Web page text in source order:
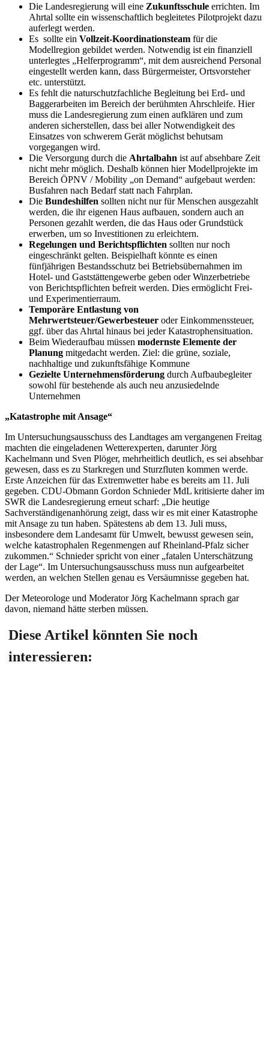
Die Landesregierung will eine Zukunftsschule errichten. Im
Ahrtal sollte ein wissenschaftlich begleitetes Pilotprojekt dazu
auferlegt werden.
Es sollte ein Vollzeit-Koordinationsteam für die
Modellregion gebildet werden. Notwendig ist ein finanziell
unterlegtes „Helferprogramm“, mit dem ausreichend Personal
eingestellt werden kann, dass Bürgermeister, Ortsvorsteher
etc. unterstützt.
Es fehlt die naturschutzfachliche Begleitung bei Erd- und
Baggerarbeiten im Bereich der berühmten Ahrschleife. Hier
muss die Landesregierung zum einen aufklären und zum
anderen sicherstellen, dass bei aller Notwendigkeit des
Einsatzes von schwerem Gerät möglichst behutsam
vorgegangen wird.
Die Versorgung durch die Ahrtalbahn ist auf absehbare Zeit
nicht mehr möglich. Deshalb können hier Modellprojekte im
Bereich ÖPNV / Mobility „on Demand“ aufgebaut werden:
Busfahren nach Bedarf statt nach Fahrplan.
Die Bundeshilfen sollten nicht nur für Menschen ausgezahlt
werden, die ihr eigenen Haus aufbauen, sondern auch an
Personen gezahlt werden, die das Haus oder Grundstück
erwerben, um so Investitionen zu erleichtern.
Regelungen und Berichtspflichten sollten nur noch
eingeschränkt gelten. Beispielhaft könnte es einen
fünfjährigen Bestandsschutz bei Betriebsübernahmen im
Hotel- und Gaststättengewerbe geben oder Winzerbetriebe
von Berichtspflichten befreit werden. Dies ermöglicht Frei-
und Experimentierraum.
Temporäre Entlastung von
Mehrwertsteuer/Gewerbesteuer oder Einkommenssteuer,
ggf. über das Ahrtal hinaus bei jeder Katastrophensituation.
Beim Wiederaufbau müssen modernste Elemente der
Planung mitgedacht werden. Ziel: die grüne, soziale,
nachhaltige und zukunftsfähige Kommune
Gezielte Unternehmensförderung durch Aufbaubegleiter
sowohl für bestehende als auch neu anzusiedelnde
Unternehmen
„Katastrophe mit Ansage“
Im Untersuchungsausschuss des Landtages am vergangenen Freitag
machten die eingeladenen Wetterexperten, darunter Jörg
Kachelmann und Sven Plöger, mehrheitlich deutlich, es sei absehbar
gewesen, dass es zu Starkregen und Sturzfluten kommen werde.
Erste Anzeichen für das Extremwetter habe es bereits am 11. Juli
gegeben. CDU-Obmann Gordon Schnieder MdL kritisierte daher im
SWR die Landesregierung erneut scharf: „Die heutige
Sachverständigenanhörung zeigt, dass wir es mit einer Katastrophe
mit Ansage zu tun haben. Spätestens ab dem 13. Juli muss,
insbesondere dem Landesamt für Umwelt, bewusst gewesen sein,
welche katastrophalen Regenmengen auf Rheinland-Pfalz sicher
zukommen.“ Schnieder spricht von einer „fatalen Unterschätzung
der Lage“. Im Untersuchungsausschuss muss nun aufgearbeitet
werden, an welchen Stellen genau es Versäumnisse gegeben hat.
Der Meteorologe und Moderator Jörg Kachelmann sprach gar
davon, niemand hätte sterben müssen.
Diese Artikel könnten Sie noch
interessieren: